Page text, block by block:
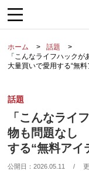
ホーム
話題
「こんなライフハック
大量買いで愛用する“無料
話題
「こんなライ
物も問題なし
する“無料アイ
公開日：2026.05.11 /